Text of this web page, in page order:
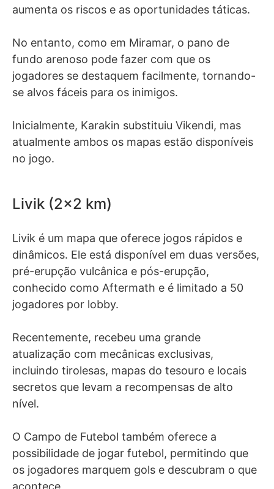
aumenta os riscos e as oportunidades táticas.
No entanto, como em Miramar, o pano de
fundo arenoso pode fazer com que os
jogadores se destaquem facilmente, tornando-
se alvos fáceis para os inimigos.
Inicialmente, Karakin substituiu Vikendi, mas
atualmente ambos os mapas estão disponíveis
no jogo.
Livik (2×2 km)
Livik é um mapa que oferece jogos rápidos e
dinâmicos. Ele está disponível em duas versões,
pré-erupção vulcânica e pós-erupção,
conhecido como Aftermath e é limitado a 50
jogadores por lobby.
Recentemente, recebeu uma grande
atualização com mecânicas exclusivas,
incluindo tirolesas, mapas do tesouro e locais
secretos que levam a recompensas de alto
nível.
O Campo de Futebol também oferece a
possibilidade de jogar futebol, permitindo que
os jogadores marquem gols e descubram o que
acontece.